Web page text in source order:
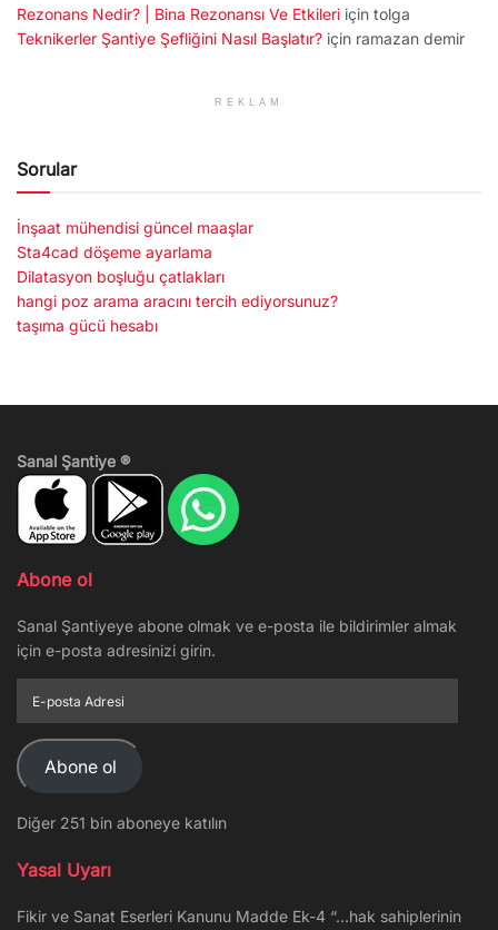
Rezonans Nedir? | Bina Rezonansı Ve Etkileri için tolga
Teknikerler Şantiye Şefliğini Nasıl Başlatır? için ramazan demir
REKLAM
Sorular
İnşaat mühendisi güncel maaşlar
Sta4cad döşeme ayarlama
Dilatasyon boşluğu çatlakları
hangi poz arama aracını tercih ediyorsunuz?
taşıma gücü hesabı
Sanal Şantiye ®
Abone ol
Sanal Şantiyeye abone olmak ve e-posta ile bildirimler almak
için e-posta adresinizi girin.
posta
Adresi
Abone ol
Diğer 251 bin aboneye katılın
Yasal Uyarı
Fikir ve Sanat Eserleri Kanunu Madde Ek-4 “…hak sahiplerinin